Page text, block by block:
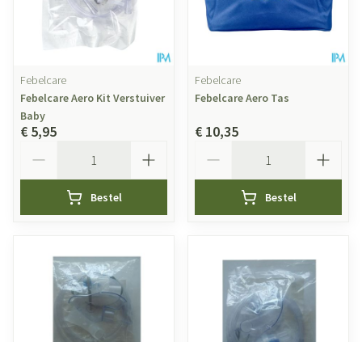
Febelcare
Febelcare Aero Kit Verstuiver
Baby
€ 5,95
Bestel
Febelcare
Febelcare Aero Tas
€ 10,35
Bestel